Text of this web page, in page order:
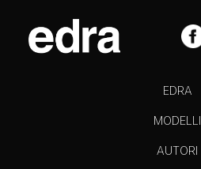
EDRA
MODELLI
AUTORI